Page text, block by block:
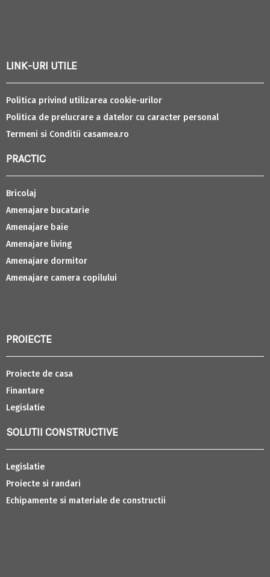
LINK-URI UTILE
Politica privind utilizarea cookie-urilor
Politica de prelucrare a datelor cu caracter personal
Termeni si Conditii casamea.ro
PRACTIC
Bricolaj
Amenajare bucatarie
Amenajare baie
Amenajare living
Amenajare dormitor
Amenajare camera copilului
PROIECTE
Proiecte de casa
Finantare
Legislatie
SOLUTII CONSTRUCTIVE
Legislatie
Proiecte si randari
Echipamente si materiale de constructii